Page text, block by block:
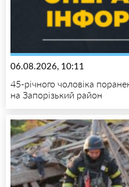
06.08.2026, 10:11
45-річного чоловіка
на Запорізький район